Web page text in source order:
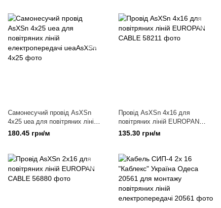
Самонесучий провід AsXSn
4x25 uea для повітряних ліній
електропередачі
180.45 грн/м
Провід AsXSn 4х16 для
повітряних ліній EUROPAN
CABLE
135.30 грн/м